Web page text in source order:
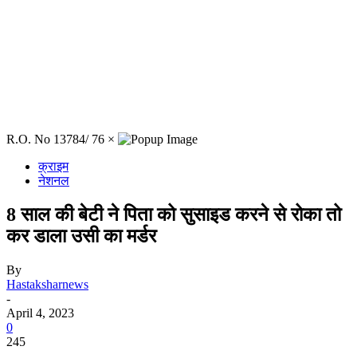
R.O. No 13784/ 76 ×
क्राइम
नेशनल
8 साल की बेटी ने पिता को सुसाइड करने से रोका तो
कर डाला उसी का मर्डर
By
Hastaksharnews
-
April 4, 2023
0
245